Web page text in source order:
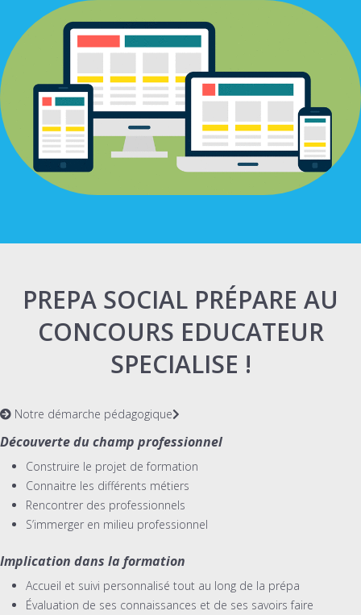
PREPA SOCIAL PRÉPARE AU
CONCOURS EDUCATEUR
SPECIALISE !
Notre démarche pédagogique
Découverte du champ professionnel
Construire le projet de formation
Connaitre les différents métiers
Rencontrer des professionnels
S’immerger en milieu professionnel
Implication dans la formation
Accueil et suivi personnalisé tout au long de la prépa
Évaluation de ses connaissances et de ses savoirs faire